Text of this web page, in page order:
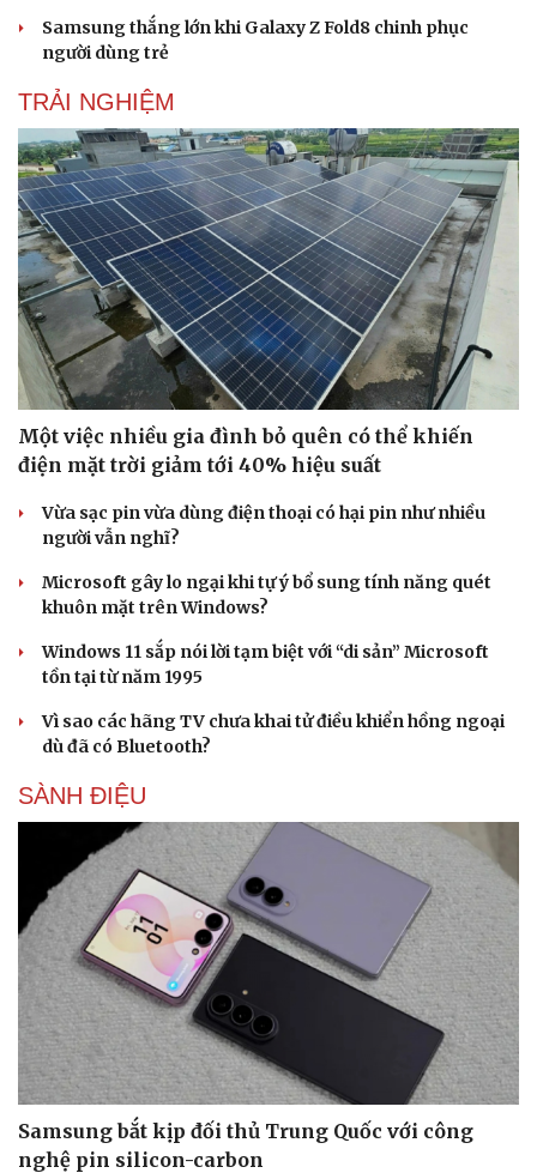
Doanh nghiệp
Thông tin doanh nghiệp
Doanh nghiệp 24h
Vì cộng đồng
Công nghệ
Chuyển đổi số
Samsung thắng lớn khi Galaxy Z Fold8 chinh phục
người dùng trẻ
TRẢI NGHIỆM
Một việc nhiều gia đình bỏ quên có thể khiến
điện mặt trời giảm tới 40% hiệu suất
Vừa sạc pin vừa dùng điện thoại có hại pin như nhiều
người vẫn nghĩ?
Microsoft gây lo ngại khi tự ý bổ sung tính năng quét
khuôn mặt trên Windows?
Windows 11 sắp nói lời tạm biệt với “di sản” Microsoft
tồn tại từ năm 1995
Vì sao các hãng TV chưa khai tử điều khiển hồng ngoại
dù đã có Bluetooth?
SÀNH ĐIỆU
Samsung bắt kịp đối thủ Trung Quốc với công
nghệ pin silicon-carbon